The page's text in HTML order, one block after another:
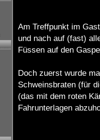
Am Treffpunkt im
und nach auf (fast)
Füssen auf den
Doch zuerst wurde
Schweinsbraten (für
(das mit dem roten
Fahrunterlagen